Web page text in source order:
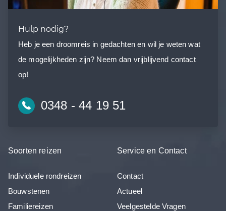
Hulp nodig?
Heb je een droomreis in gedachten en wil je weten wat
de mogelijkheden zijn? Neem dan vrijblijvend contact
op!
0348 - 44 19 51
Soorten reizen
Individuele rondreizen
Bouwstenen
Familiereizen
Service en Contact
Contact
Actueel
Veelgestelde Vragen